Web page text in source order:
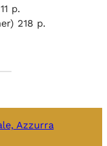
p.
218 p.
Azzurra